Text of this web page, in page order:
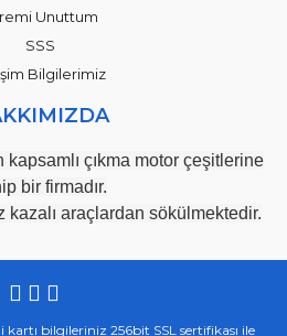
Unuttum
SSS
Bilgilerimiz
kapsamlı çıkma motor çeşitlerine
bir firmadır.
kazalı araçlardan sökülmektedir.
kartı bilgileriniz 256bit SSL sertifikası ile